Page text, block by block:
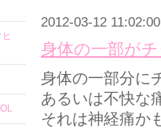
2012-03-12 11:02:00
身体の一部が
身体の一部分に
あるいは不快な
それは神経痛か